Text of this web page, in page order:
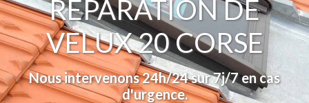
RÉPARATION DE
VELUX 20 CORSE
Nous intervenons 24h/24 sur 7j/7 en cas
d'urgence.